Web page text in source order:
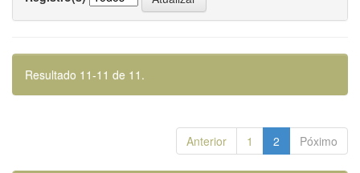
Resultado 11-11 de 11.
Anterior 1 2 Póximo